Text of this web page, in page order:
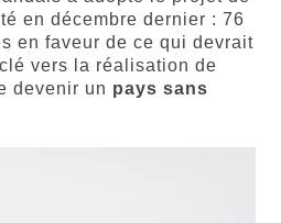
en décembre dernier : 76
en faveur de ce qui devrait
vers la réalisation de
devenir un pays sans